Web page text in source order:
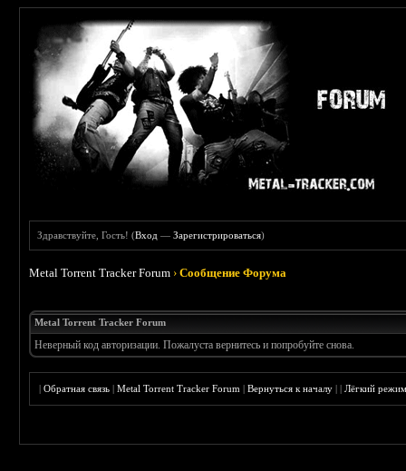
Здравствуйте, Гость! (Вход —Зарегистрироваться)
Metal Torrent Tracker Forum ›Сообщение Форума
Metal Torrent Tracker Forum
Неверный код авторизации. Пожалуста вернитесь и попробуйте снова.
|Обратная связь |Metal Torrent Tracker Forum |Вернуться к началу ||Лёгкий